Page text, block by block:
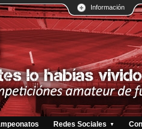
Información
Redes Sociales ▼